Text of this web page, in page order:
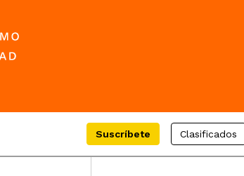
Suscríbete Clasificados